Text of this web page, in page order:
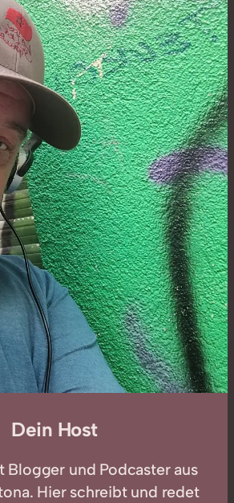
Dein Host
Blogger und Podcaster aus
Hier schreibt und redet